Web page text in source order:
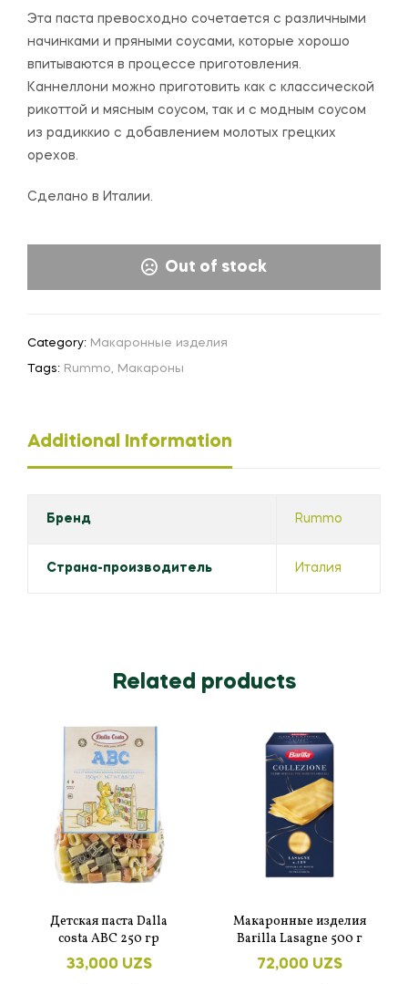
Эта паста превосходно сочетается с различными
начинками и пряными соусами, которые хорошо
впитываются в процессе приготовления.
Каннеллони можно приготовить как с классической
рикоттой и мясным соусом, так и с модным соусом
из радиккио с добавлением молотых грецких
орехов.
Сделано в Италии.
Out of stock
Category: Макаронные изделия
Tags: Rummo, Макароны
Additional Information
Бренд Rummo
Страна-производитель Италия
Related products
Детская паста Dalla
costa ABC 250 гр
33,000 UZS
Макаронные изделия
Barilla Lasagne 500 г
72,000 UZS